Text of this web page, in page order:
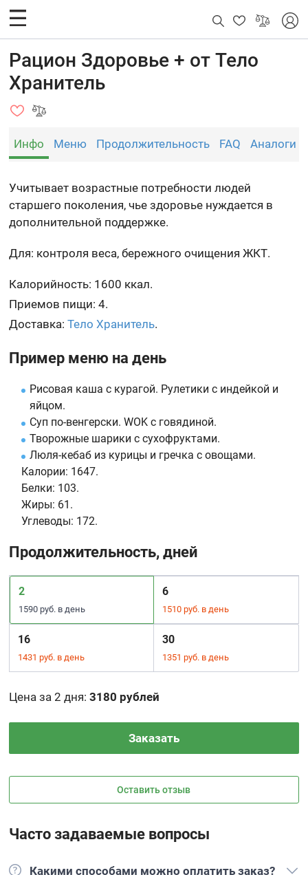
Рацион Здоровье + от Тело
Хранитель
Инфо Меню Продолжительность FAQ Аналоги
Учитывает возрастные потребности людей
старшего поколения, чье здоровье нуждается в
дополнительной поддержке.
Для: контроля веса, бережного очищения ЖКТ.
Калорийность: 1600 ккал.
Приемов пищи: 4.
Доставка:Тело Хранитель.
Пример меню на день
Рисовая каша с курагой. Рулетики с индейкой и
яйцом.
Суп по-венгерски. WOK с говядиной.
Творожные шарики с сухофруктами.
Люля-кебаб из курицы и гречка с овощами.
Калории: 1647.
Белки: 103.
Жиры: 61.
Углеводы: 172.
Продолжительность, дней
2
1590 руб. в день
6
1510 руб. в день
16
1431 руб. в день
30
1351 руб. в день
Цена за 2 дня:3180 рублей
Заказать
Оставить отзыв
Часто задаваемые вопросы
Какими способами можно оплатить заказ?